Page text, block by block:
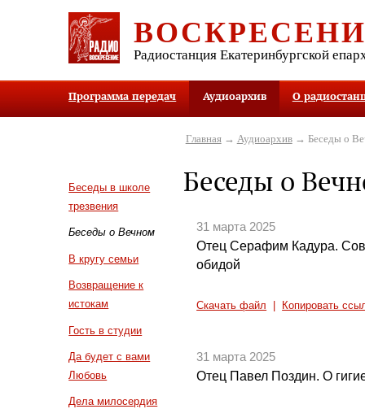
Радиостанция Екатеринбургской
Программа передач Аудиоархив О
Беседы в школе
трезвения
Беседы о Вечном
В кругу семьи
Возвращение к
истокам
Гость в студии
Да будет с вами
Любовь
Дела милосердия
Главная→ Аудиоархив→ Беседы о
Беседы о
31 марта 2025
Отец Серафим Кадура.
обидой
Скачать файл Копировать
31 марта 2025
Отец Павел Поздин. О